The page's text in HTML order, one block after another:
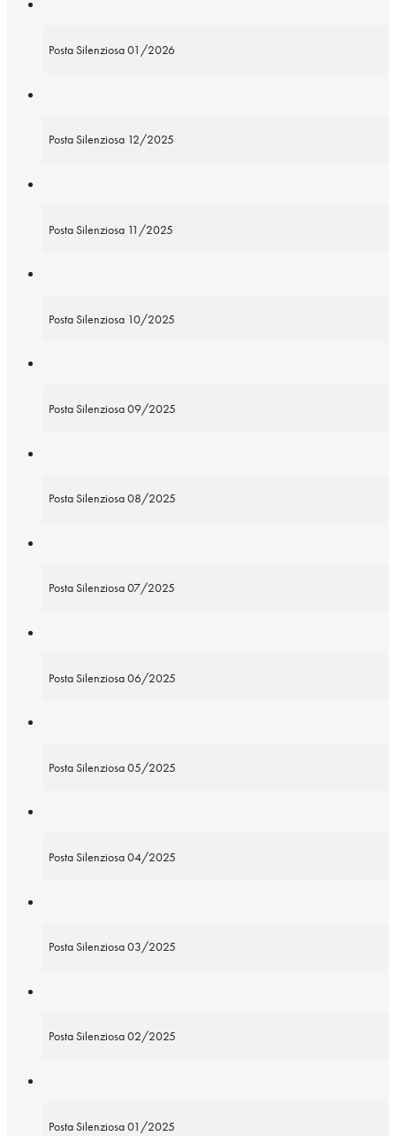
Posta Silenziosa 01/2026
Posta Silenziosa 12/2025
Posta Silenziosa 11/2025
Posta Silenziosa 10/2025
Posta Silenziosa 09/2025
Posta Silenziosa 08/2025
Posta Silenziosa 07/2025
Posta Silenziosa 06/2025
Posta Silenziosa 05/2025
Posta Silenziosa 04/2025
Posta Silenziosa 03/2025
Posta Silenziosa 02/2025
Posta Silenziosa 01/2025